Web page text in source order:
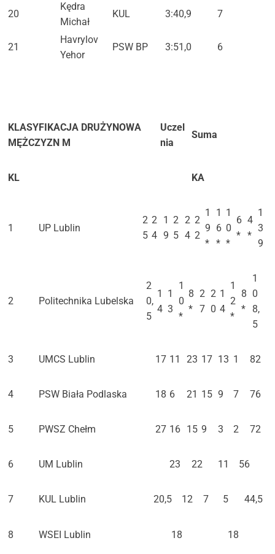
20
Kędra
Michał
KUL 3:40,9 7
21
Havrylov
Yehor
PSW BP 3:51,0 6
KLASYFIKACJA DRUŻYNOWA
MĘŻCZYZN M
Uczel
nia
Suma
KL KA
1 UP Lublin
2
5
2
4
1
9
2
5
2
4
2
2
1
9
*
1
6
*
1
0
*
6
*
4
*
1
3
9
2 Politechnika Lubelska
2
0,
5
1
4
1
3
1
0
*
8
*
2
7
2
0
1
4
1
2
*
8
*
1
0
8,
5
3 UMCS Lublin 17 11 23 17 13 1 82
4 PSW Biała Podlaska 18 6 21 15 9 7 76
5 PWSZ Chełm 27 16 15 9 3 2 72
6 UM Lublin 23 22 11 56
7 KUL Lublin 20,5 12 7 5 44,5
8 WSEI Lublin 18 18